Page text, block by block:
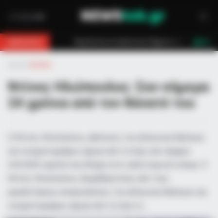
Ντίνος Ηλιόπουλος: Σαν σήμερα
24 χρόνια από τον θάνατό του